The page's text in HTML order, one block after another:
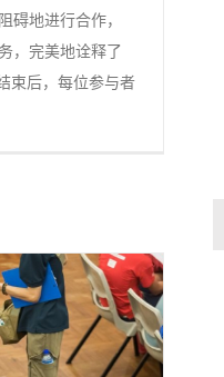
碍地进行合作，
，完美地诠释了
束后，每位参与者